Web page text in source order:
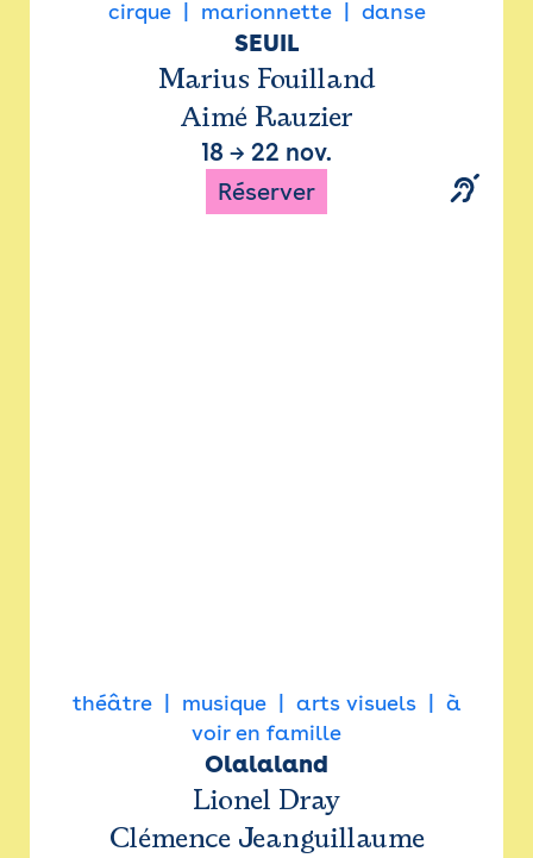
cirque marionnette danse
SEUIL
Marius Fouilland
Aimé Rauzier
18 → 22 nov.
Réserver
théâtre musique arts visuels
à
voir en famille
Olalaland
Lionel Dray
Clémence Jeanguillaume